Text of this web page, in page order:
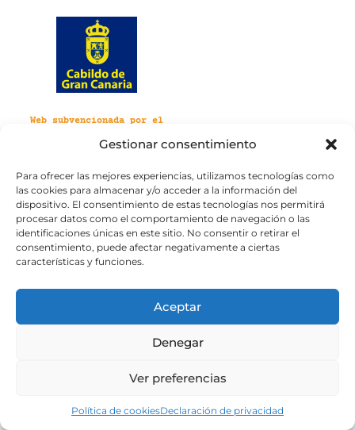
Gestionar consentimiento
Para ofrecer las mejores experiencias, utilizamos tecnologías como
las cookies para almacenar y/o acceder a la información del
dispositivo. El consentimiento de estas tecnologías nos permitirá
procesar datos como el comportamiento de navegación o las
identificaciones únicas en este sitio. No consentir o retirar el
consentimiento, puede afectar negativamente a ciertas
características y funciones.
Aceptar
Denegar
Ver preferencias
Política de cookiesDeclaración de privacidad
Web subvencionada por el
Aviso legalPolítica de privacidad
Política de cookies
Portal de transparenciaAccesibilidad